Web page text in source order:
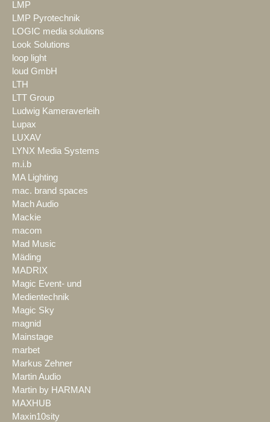
LMP
LMP Pyrotechnik
LOGIC media solutions
Look Solutions
loop light
loud GmbH
LTH
LTT Group
Ludwig Kameraverleih
Lupax
LUXAV
LYNX Media Systems
m.i.b
MA Lighting
mac. brand spaces
Mach Audio
Mackie
macom
Mad Music
Mäding
MADRIX
Magic Event- und
Medientechnik
Magic Sky
magnid
Mainstage
marbet
Markus Zehner
Martin Audio
Martin by HARMAN
MAXHUB
Maxin10sity